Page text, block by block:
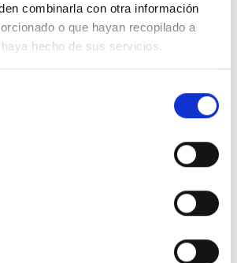
combinarla con otra información
o que hayan recopilado a
hecho de sus servicios.
Tejido natural que proporciona
y evitar deformaciones con
El icónico Housemark de Levi s
garantía de estilo y calidad
Ajuste equilibrado que combina